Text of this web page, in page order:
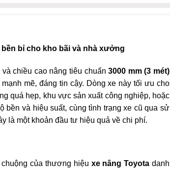
bền bỉ cho kho bãi và nhà xưởng
và chiều cao nâng tiêu chuẩn3000 mm (3 mét)
mẽ, đáng tin cậy. Dòng xe này tối ưu cho
quá hẹp, khu vực sản xuất công nghiệp, hoặc
và hiệu suất, cùng tình trạng xe cũ qua sử
là một khoản đầu tư hiệu quả về chi phí.
của thương hiệu xe nâng Toyota danh